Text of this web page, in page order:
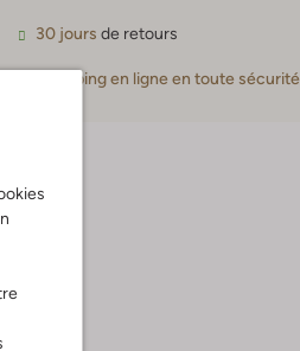
30 jours de retours
Shopping en ligne en toute sécurité